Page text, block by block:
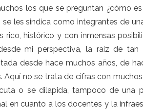
los que se preguntan ¿cómo
se les sindica como integrantes de
rico, histórico y con inmensas
mi perspectiva, la raíz de
desde hace muchos años, de
Aquí no se trata de cifras con
o se dilapida, tampoco de una
en cuanto a los docentes y la